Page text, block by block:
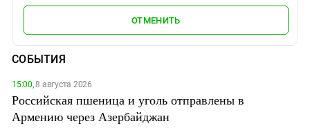
ОТМЕНИТЬ
СОБЫТИЯ
15:00,8 августа 2026
Российская пшеница и уголь отправлены в
Армению через Азербайджан